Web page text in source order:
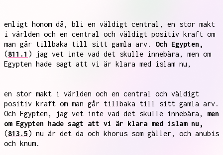
enligt honom då, bli en väldigt central, en stor makt
i världen och en central och väldigt positiv kraft om
man går tillbaka till sitt gamla arv. Och Egypten,
(811.1 ) jag vet inte vad det skulle innebära, men om
Egypten hade sagt att vi är klara med islam nu,
en stor makt i världen och en central och väldigt
positiv kraft om man går tillbaka till sitt gamla arv.
Och Egypten, jag vet inte vad det skulle innebära, men
om Egypten hade sagt att vi är klara med islam nu,
(813.5) nu är det da och khorus som gäller, och anubis
och knum.